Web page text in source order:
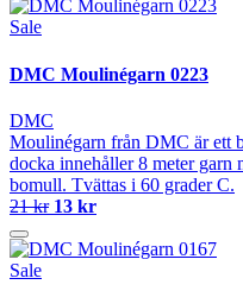
Sale
DMC Moulinégarn 0223
DMC
Moulinégarn från DMC är ett
docka innehåller 8 meter garn
bomull. Tvättas i 60 grader C.
21 kr 13 kr
Sale